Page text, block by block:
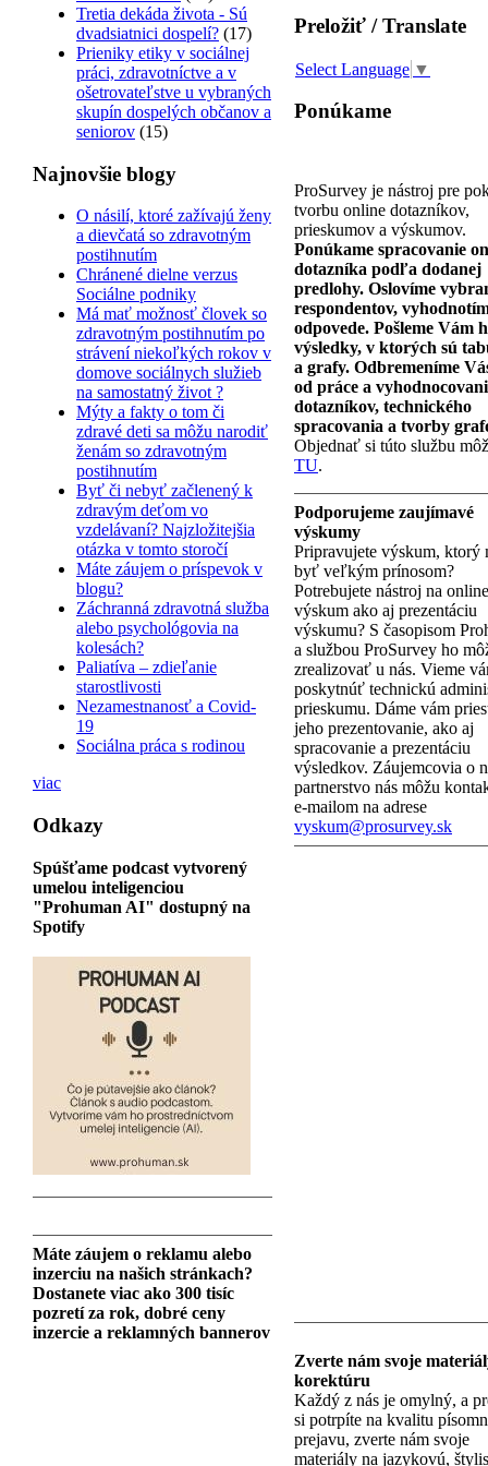
Tretia dekáda života - Sú
dvadsiatnici dospelí? (17)
Prieniky etiky v sociálnej
práci, zdravotníctve a v
ošetrovateľstve u vybraných
skupín dospelých občanov a
seniorov (15)
Najnovšie blogy
O násilí, ktoré zažívajú ženy
a dievčatá so zdravotným
postihnutím
Chránené dielne verzus
Sociálne podniky
Má mať možnosť človek so
zdravotným postihnutím po
strávení niekoľkých rokov v
domove sociálnych služieb
na samostatný život ?
Mýty a fakty o tom či
zdravé deti sa môžu narodiť
ženám so zdravotným
postihnutím
Byť či nebyť začlenený k
zdravým deťom vo
vzdelávaní? Najzložitejšia
otázka v tomto storočí
Máte záujem o príspevok v
blogu?
Záchranná zdravotná služba
alebo psychológovia na
kolesách?
Paliatíva – zdieľanie
starostlivosti
Nezamestnanosť a Covid-
19
Sociálna práca s rodinou
viac
Odkazy
Spúšťame podcast vytvorený
umelou inteligenciou
"Prohuman AI" dostupný na
Spotify
Máte záujem o reklamu alebo
inzerciu na našich stránkach?
Dostanete viac ako 300 tisíc
pozretí za rok, dobré ceny
inzercie a reklamných bannerov
Preložiť / Translate
Select Language ▼
Ponúkame
ProSurvey je nástroj pre
tvorbu online dotazníkov,
prieskumov a výskumov.
Ponúkame spracovanie
dotazníka podľa dodanej
predlohy. Oslovíme
respondentov,
odpovede. Pošleme Vám
výsledky, v ktorých sú
a grafy. Odbremeníme
od práce a
dotazníkov, technického
spracovania a tvorby
Objednať si túto službu
TU.
Podporujeme zaujímavé
výskumy
Pripravujete výskum, ktorý
byť veľkým prínosom?
Potrebujete nástroj na online
výskum ako aj prezentáciu
výskumu? S časopisom
a službou ProSurvey ho
zrealizovať u nás. Vieme
poskytnúť technickú
prieskumu. Dáme vám
jeho prezentovanie, ako aj
spracovanie a prezentáciu
výsledkov. Záujemcovia o
partnerstvo nás môžu
e-mailom na adrese
vyskum@prosurvey.sk
Zverte nám svoje
korektúru
Každý z nás je omylný, a
si potrpíte na kvalitu
prejavu, zverte nám svoje
materiály na jazykovú,